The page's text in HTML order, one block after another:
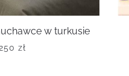
w turkusie
zł